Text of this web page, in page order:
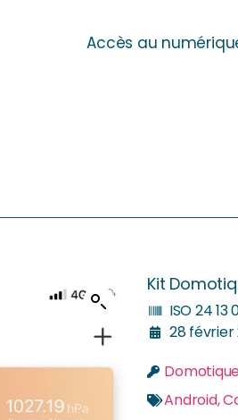
Accès au
Kit
ISO 24 13
28 février
Android,